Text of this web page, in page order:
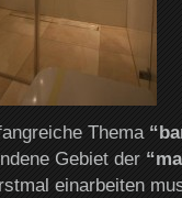
Thema
Gebiet der
einarbeiten